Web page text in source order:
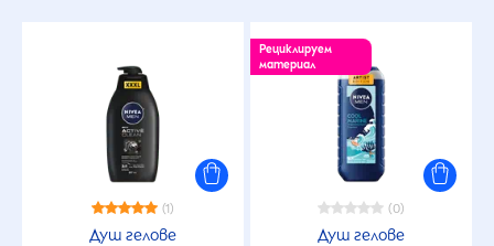
(1)
Душ гелове
Рециклируем
материал
(0)
Душ гелове